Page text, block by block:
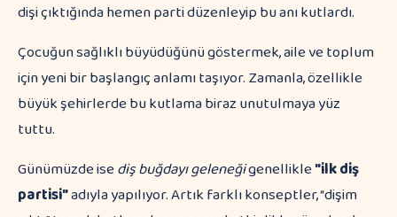
dişi çıktığında hemen parti düzenleyip bu anı kutlardı.
Çocuğun sağlıklı büyüdüğünü göstermek, aile ve toplum
için yeni bir başlangıç anlamı taşıyor. Zamanla, özellikle
büyük şehirlerde bu kutlama biraz unutulmaya yüz
tuttu.
Günümüzde isediş buğdayı geleneğigenellikle"ilk diş
partisi"adıyla yapılıyor. Artık farklı konseptler, “dişim